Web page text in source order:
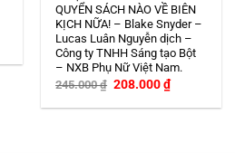
QUYỂN SÁCH NÀO VỀ BIÊN
KỊCH NỮA! – Blake Snyder –
Lucas Luân Nguyễn dịch –
Công ty TNHH Sáng tạo Bột
– NXB Phụ Nữ Việt Nam.
245.000₫ Giá
là:
208.000₫Giá
hiện
tại